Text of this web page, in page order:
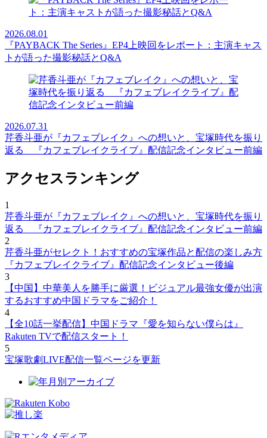
2026.08.01
『PAYBACK The Series』EP4上映回をレポート：主演キャス
トが語った撮影秘話とQ&A
2026.07.31
芹香斗亜が『カフェブレイク』への想いと、宝塚時代を振り
返る 『カフェブレイクライブ』配信記念インタビュー前編
アクセスランキング
1
芹香斗亜が『カフェブレイク』への想いと、宝塚時代を振り
返る 『カフェブレイクライブ』配信記念インタビュー前編
2
芹香斗亜がセレクト！おすすめの宝塚作品と配信の楽しみ方
『カフェブレイクライブ』配信記念インタビュー後編
3
【中国】中華美人を勝手に厳選！ビジュアル最強女優が出演
するおすすめ中国ドラマをご紹介！
4
【全10話一挙配信】中国ドラマ『愛を知らない僕らは』
Rakuten TVで配信スタート！
5
宝塚歌劇LIVE配信一覧ページを更新